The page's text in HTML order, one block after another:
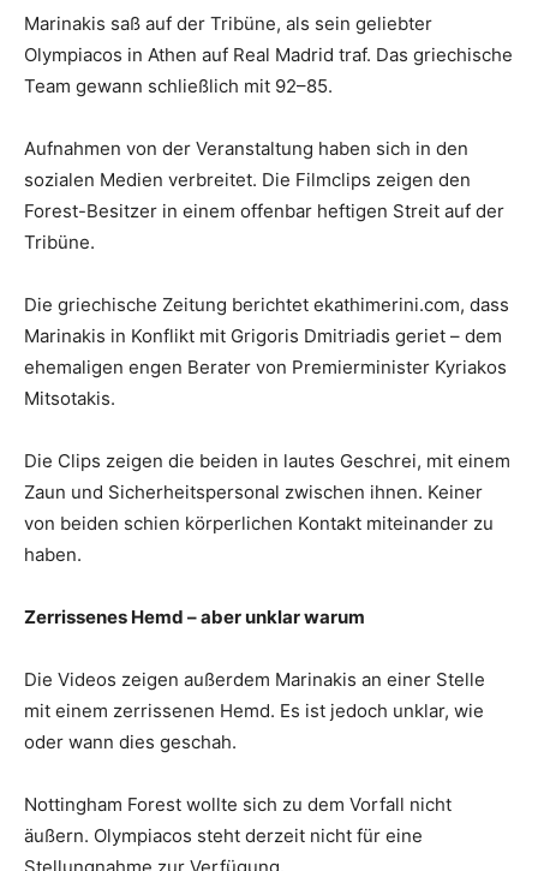
Marinakis saß auf der Tribüne, als sein geliebter
Olympiacos in Athen auf Real Madrid traf. Das griechische
Team gewann schließlich mit 92–85.
Aufnahmen von der Veranstaltung haben sich in den
sozialen Medien verbreitet. Die Filmclips zeigen den
Forest-Besitzer in einem offenbar heftigen Streit auf der
Tribüne.
Die griechische Zeitung berichtet ekathimerini.com, dass
Marinakis in Konflikt mit Grigoris Dmitriadis geriet – dem
ehemaligen engen Berater von Premierminister Kyriakos
Mitsotakis.
Die Clips zeigen die beiden in lautes Geschrei, mit einem
Zaun und Sicherheitspersonal zwischen ihnen. Keiner
von beiden schien körperlichen Kontakt miteinander zu
haben.
Zerrissenes Hemd – aber unklar warum
Die Videos zeigen außerdem Marinakis an einer Stelle
mit einem zerrissenen Hemd. Es ist jedoch unklar, wie
oder wann dies geschah.
Nottingham Forest wollte sich zu dem Vorfall nicht
äußern. Olympiacos steht derzeit nicht für eine
Stellungnahme zur Verfügung.